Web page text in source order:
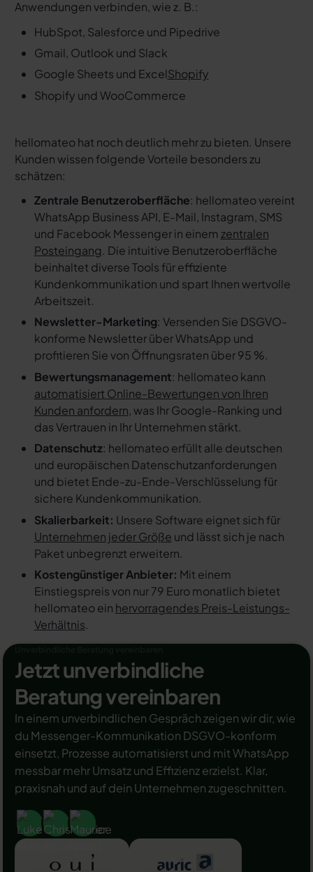
Anwendungen verbinden, wie z. B.:
HubSpot, Salesforce und Pipedrive
Gmail, Outlook und Slack
Google Sheets und ExcelShopify
Shopify und WooCommerce
hellomateo hat noch deutlich mehr zu bieten. Unsere
Kunden wissen folgende Vorteile besonders zu
schätzen:
Zentrale Benutzeroberfläche: hellomateo vereint
WhatsApp Business API, E-Mail, Instagram, SMS
und Facebook Messenger in einem zentralen
Posteingang. Die intuitive Benutzeroberfläche
beinhaltet diverse Tools für effiziente
Kundenkommunikation und spart Ihnen wertvolle
Arbeitszeit.
Newsletter-Marketing: Versenden Sie DSGVO-
konforme Newsletter über WhatsApp und
profitieren Sie von Öffnungsraten über 95 %.
Bewertungsmanagement: hellomateo kann
automatisiert Online-Bewertungen von Ihren
Kunden anfordern, was Ihr Google-Ranking und
das Vertrauen in Ihr Unternehmen stärkt.
Datenschutz: hellomateo erfüllt alle deutschen
und europäischen Datenschutzanforderungen
und bietet Ende-zu-Ende-Verschlüsselung für
sichere Kundenkommunikation.
Skalierbarkeit: Unsere Software eignet sich für
Unternehmen jeder Größe und lässt sich je nach
Paket unbegrenzt erweitern.
Kostengünstiger Anbieter: Mit einem
Einstiegspreis von nur 79 Euro monatlich bietet
hellomateo ein hervorragendes Preis-Leistungs-
Verhältnis.
Jetzt unverbindliche
Beratung vereinbaren
In einem unverbindlichen Gespräch zeigen wir dir, wie
du Messenger-Kommunikation DSGVO-konform
einsetzt, Prozesse automatisierst und mit WhatsApp
messbar mehr Umsatz und Effizienz erzielst. Klar,
praxisnah und auf dein Unternehmen zugeschnitten.